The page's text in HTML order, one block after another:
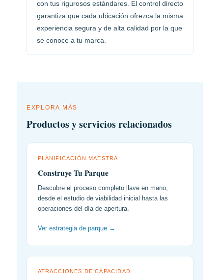
con tus rigurosos estándares. El control directo
garantiza que cada ubicación ofrezca la misma
experiencia segura y de alta calidad por la que
se conoce a tu marca.
EXPLORA MÁS
Productos y servicios relacionados
PLANIFICACIÓN MAESTRA
Construye Tu Parque
Descubre el proceso completo llave en mano,
desde el estudio de viabilidad inicial hasta las
operaciones del día de apertura.
Ver estrategia de parque →
ATRACCIONES DE CAPACIDAD